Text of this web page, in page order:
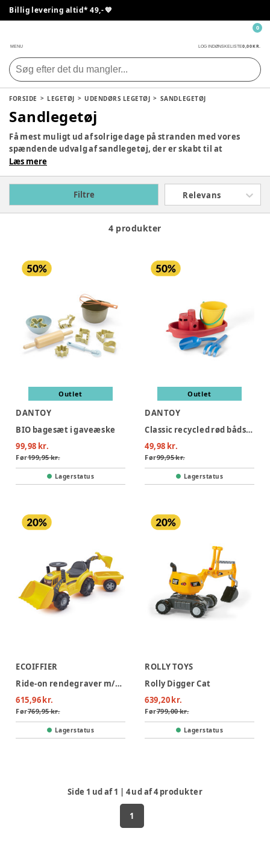
Billig levering altid* 49,- 💙
MENU LOG INDØNSKELISTE0,00 KR.
0
FORSIDE LEGETØJ UDENDØRS LEGETØJ SANDLEGETØJ
Sandlegetøj
Få mest muligt ud af solrige dage på stranden med vores
spændende udvalg af sandlegetøj, der er skabt til at
forvandle strandoplevelsen for børn i alle aldre. Vores
kreativ leg og udforskning, samtidig med at det fremmer
udviklingen af motoriske færdigheder og fantasifuld leg.
Læs mere
Filtre Relevans
4 produkter
Outlet
DANTOY
BIO bagesæt i gaveæske
99,98 kr.
Før199,95 kr.
Lagerstatus
Outlet
DANTOY
Classic recycled rød bådsæt i net
49,98 kr.
Før99,95 kr.
Lagerstatus
ECOIFFIER
Ride-on rendegraver m/trailer
615,96 kr.
Før769,95 kr.
Lagerstatus
ROLLY TOYS
Rolly Digger Cat
639,20 kr.
Før799,00 kr.
Lagerstatus
Side 1 ud af1 | 4ud af4produkter
1